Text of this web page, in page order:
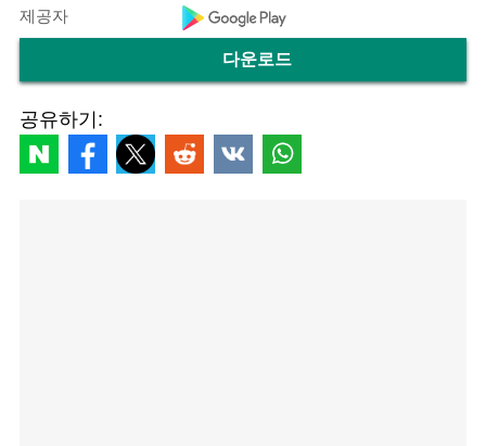
제공자
다운로드
공유하기: